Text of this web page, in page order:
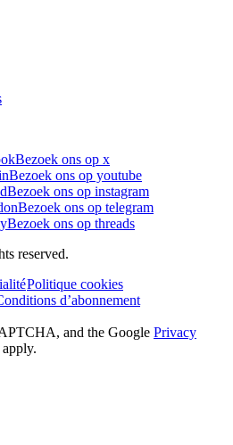
Bezoek ons op x
Bezoek ons op youtube
Bezoek ons op instagram
Bezoek ons op telegram
Bezoek ons op threads
reserved.
Politique cookies
d’abonnement
and the Google Privacy
apply.